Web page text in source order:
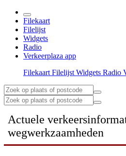
Filekaart
Filelijst
Widgets
Radio
Verkeerplaza app
Filekaart Filelijst Widgets Radio
Actuele
wegwerkzaamheden